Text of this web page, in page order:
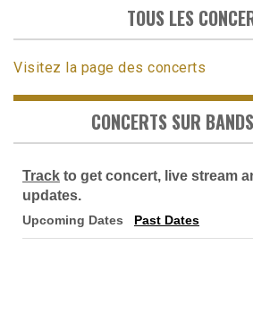
TOUS LES
Visitez la page des concerts
CONCERTS SUR
Track to get concert, live stream
updates.
Upcoming Dates Past Dates